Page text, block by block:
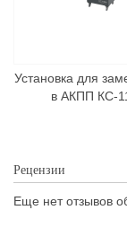
Установка для
в АКПП КС-
Рецензии
Еще нет отзывов